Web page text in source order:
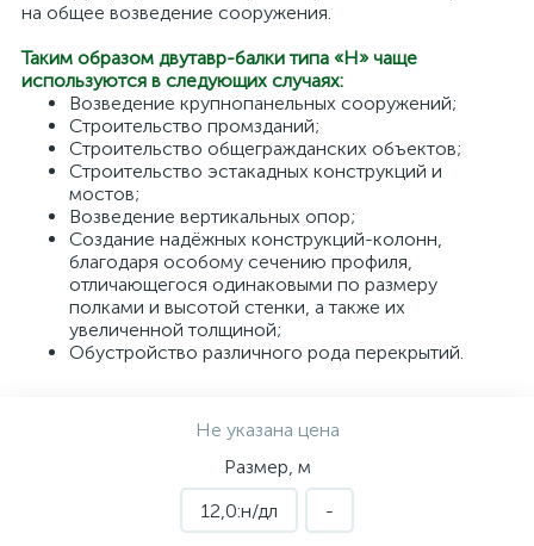
на общее возведение сооружения.
Таким образом двутавр-балки типа «Н»чаще
используются в следующих случаях:
Возведение крупнопанельных сооружений;
Строительство промзданий;
Строительство общегражданских объектов;
Строительство эстакадных конструкций и
мостов;
Возведение вертикальных опор;
Создание надёжных конструкций-колонн,
благодаря особому сечению профиля,
отличающегося одинаковыми по размеру
полками и высотой стенки, а также их
увеличенной толщиной;
Обустройство различного рода перекрытий.
Не указана цена
Размер, м
12,0:н/дл
-